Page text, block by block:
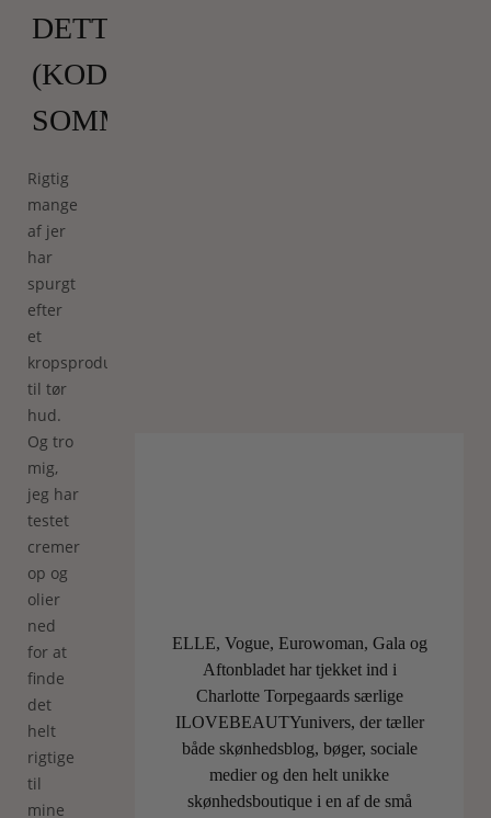
DETTE
(KODEORD:
SOMMERBEN)
Rigtig
mange
af jer
har
spurgt
efter
et
kropsprodukt
til tør
hud.
Og tro
mig,
jeg har
testet
cremer
op og
olier
ned
for at
finde
det
helt
rigtige
til
mine
ELLE, Vogue, Eurowoman, Gala og
Aftonbladet har tjekket ind i
Charlotte Torpegaards særlige
ILOVEBEAUTYunivers, der tæller
både skønhedsblog, bøger, sociale
medier og den helt unikke
skønhedsboutique i en af de små